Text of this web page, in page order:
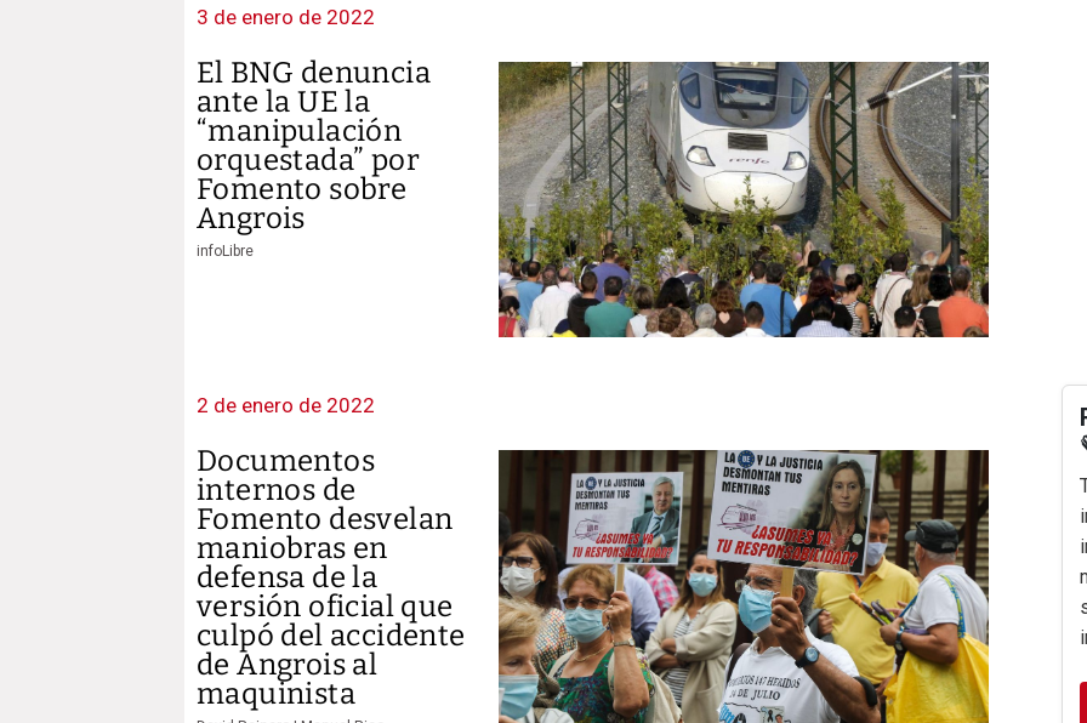
3 de enero de 2022
El BNG denuncia
ante la UE la
“manipulación
orquestada” por
Fomento sobre
Angrois
infoLibre
2 de enero de 2022
Documentos
internos de
Fomento desvelan
maniobras en
defensa de la
versión oficial que
culpó del accidente
de Angrois al
maquinista